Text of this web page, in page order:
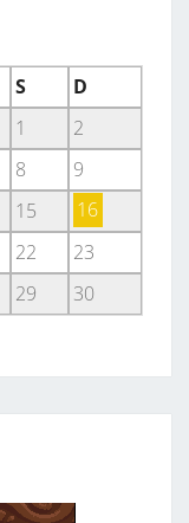
S
D
1
2
8
9
15
16
22
23
29
30